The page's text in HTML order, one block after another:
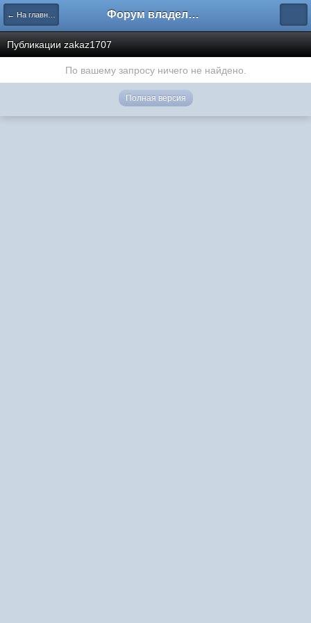
← На главную Форум владельцев интернет-магазинов
Публикации zakaz1707
По вашему запросу ничего не найдено.
Полная версия